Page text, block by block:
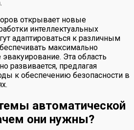
открывает новые
интеллектуальных
адаптироваться к различным
максимально
Эта область
развивается, предлагая
к обеспечению безопасности в
автоматической
они нужны?